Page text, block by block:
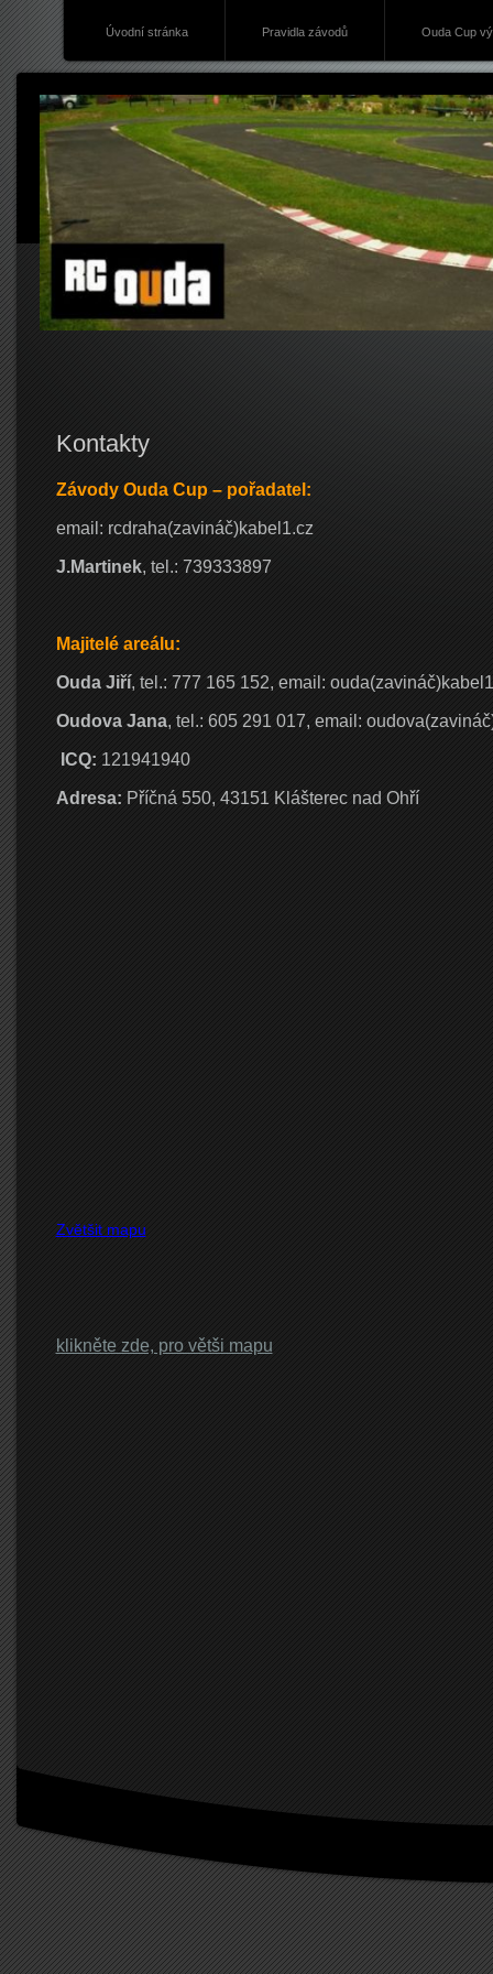
Úvodní stránka Pravidla závodů Ouda Cup
Kontakty
Závody Ouda Cup – pořadatel:
email: rcdraha(zavináč)kabel1.cz
J.Martinek, tel.: 739333897
Majitelé areálu:
Ouda Jiří, tel.: 777 165 152, email:
Oudova Jana, tel.: 605 291 017, email:
ICQ: 121941940
Adresa: Příčná 550, 43151 Klášterec nad Ohří
Zvětšit mapu
klikněte zde, pro větši mapu